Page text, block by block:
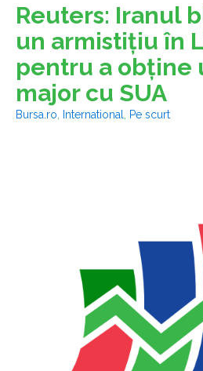
Reuters: Iranul
un armistiţiu în
pentru a obţine
major cu SUA
Bursa.ro International
Pe scurt